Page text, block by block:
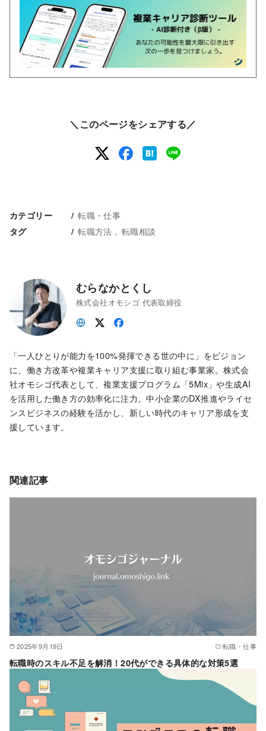
＼このページをシェアする／
カテゴリー 転職・仕事
タグ 転職方法 転職相談
むらなかとくし
株式会社オモシゴ 代表取締役
「一人ひとりが能力を100%発揮できる世の中に」をビジョン
に、働き方改革や複業キャリア支援に取り組む事業家。株式会
社オモシゴ代表として、複業支援プログラム「5Mix」や生成AI
を活用した働き方の効率化に注力。中小企業のDX推進やライセ
ンスビジネスの経験を活かし、新しい時代のキャリア形成を支
援しています。
関連記事
2025年9月19日 転職・仕事
転職時のスキル不足を解消！20代ができる具体的な対策5選